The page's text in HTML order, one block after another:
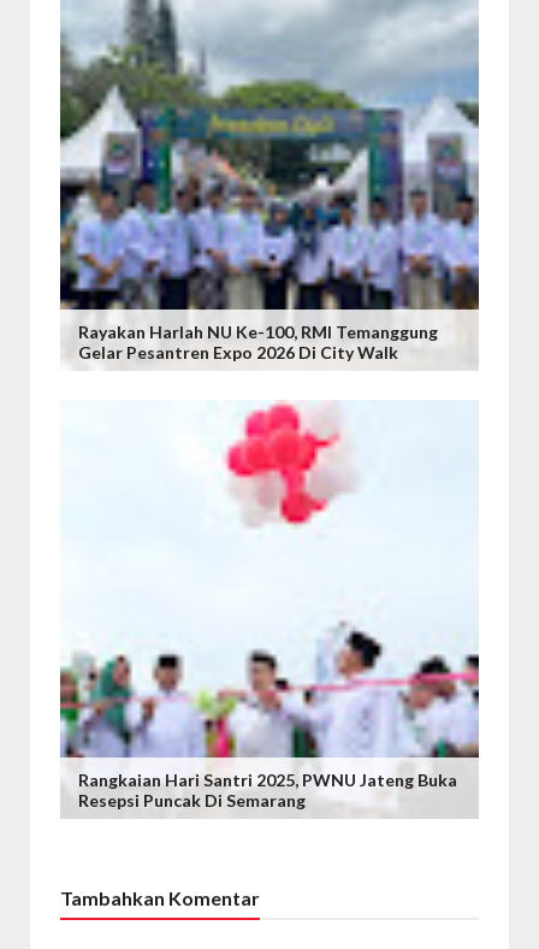
Rayakan Harlah NU Ke-100, RMI Temanggung
Gelar Pesantren Expo 2026 Di City Walk
Rangkaian Hari Santri 2025, PWNU Jateng Buka
Resepsi Puncak Di Semarang
Tambahkan Komentar